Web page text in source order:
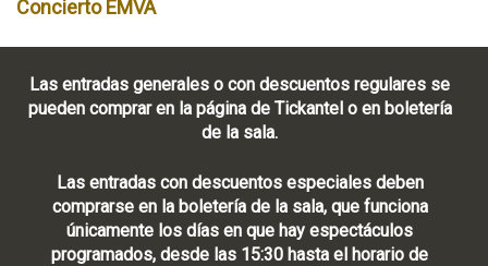
Concierto EMVA
Las entradas generales o con descuentos regulares se
pueden comprar en la página de Tickantel o en boletería
de la sala.
Las entradas con descuentos especiales deben
comprarse en la boletería de la sala, que funciona
únicamente los días en que hay espectáculos
programados, desde las 15:30 hasta el horario de